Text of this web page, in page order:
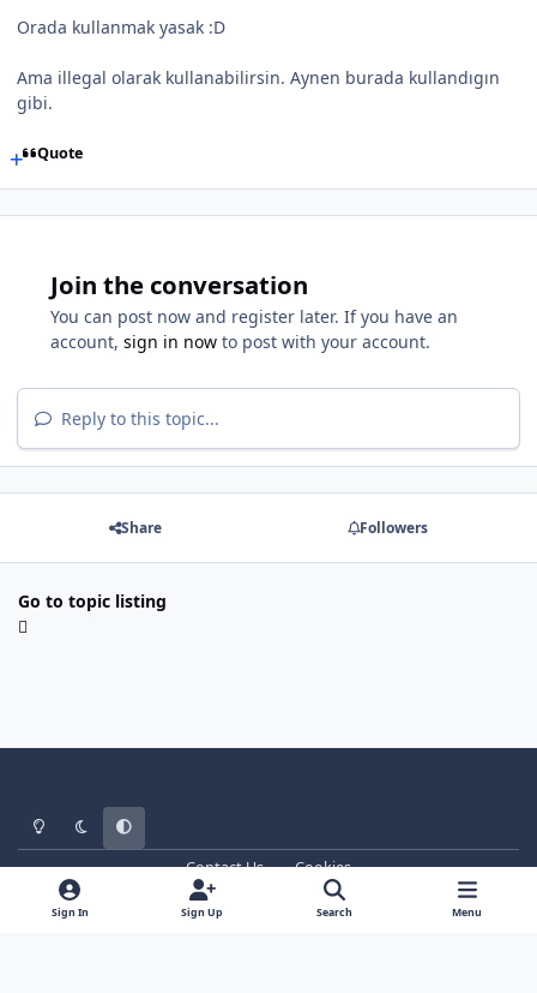
Orada kullanmak yasak :D
Ama illegal olarak kullanabilirsin. Aynen burada kullandıgın
gibi.
Quote
Join the conversation
You can post now and register later. If you have an
account, sign in now to post with your account.
Reply to this topic...
Share Followers
Go to topic listing
Light ModeDark ModeSystem Preference
Contact Us
Cookies
WT - http://www.ebattle.net
Powered byInvision Community
Sign In Sign Up Search Menu